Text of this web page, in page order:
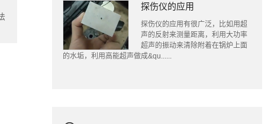
探伤仪的应用
探伤仪的应用有很广泛，比如用超
声的反射来测量距离，利用大功率
超声的振动来清除附着在锅炉上面
的水垢，利用高能超声做成&qu......